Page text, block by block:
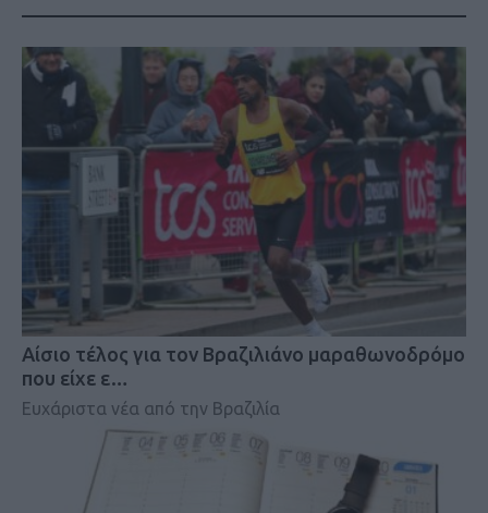
Αίσιο τέλος για τον Βραζιλιάνο μαραθωνοδρόμο
που είχε ε…
Ευχάριστα νέα από την Βραζιλία